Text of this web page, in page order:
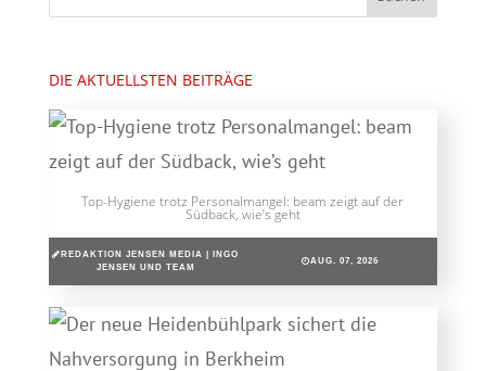
DIE AKTUELLSTEN BEITRÄGE
Top-Hygiene trotz Personalmangel: beam zeigt auf der
Südback, wie’s geht
REDAKTION JENSEN MEDIA | INGO
JENSEN UND TEAM
AUG. 07, 2026